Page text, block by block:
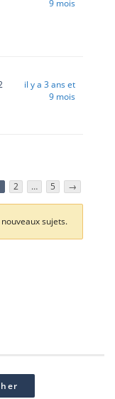
9 mois
il y a 3 ans et
9 mois
2 … 5 →
sujets.